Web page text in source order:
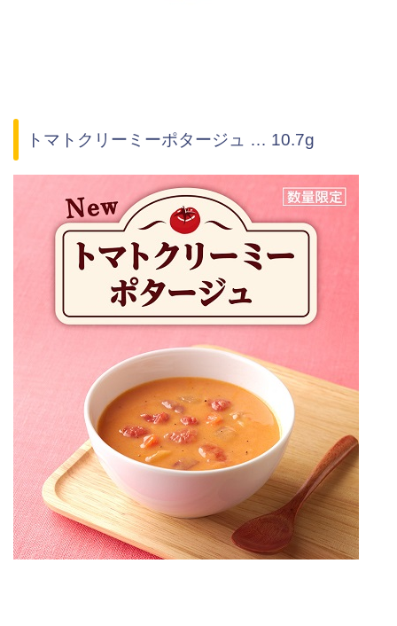
トマトクリーミーポタージュ … 10.7g